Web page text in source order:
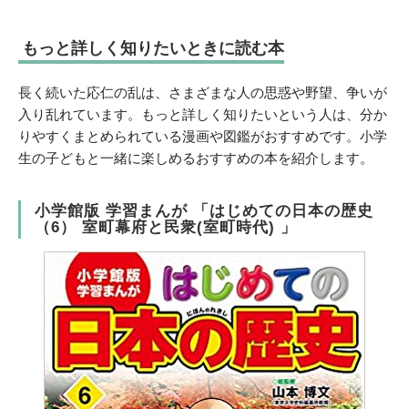
もっと詳しく知りたいときに読む本
長く続いた応仁の乱は、さまざまな人の思惑や野望、争いが
入り乱れています。もっと詳しく知りたいという人は、分か
りやすくまとめられている漫画や図鑑がおすすめです。小学
生の子どもと一緒に楽しめるおすすめの本を紹介します。
小学館版 学習まんが 「はじめての日本の歴史
（6） 室町幕府と民衆(室町時代) 」